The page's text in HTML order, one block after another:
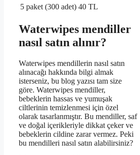
5 paket (300 adet) 40 TL
Waterwipes mendiller
nasıl satın alınır?
Waterwipes mendillerin nasıl satın
alınacağı hakkında bilgi almak
isterseniz, bu blog yazısı tam size
göre. Waterwipes mendiller,
bebeklerin hassas ve yumuşak
ciltlerinin temizlenmesi için özel
olarak tasarlanmıştır. Bu mendiller, saf
ve doğal içerikleriyle dikkat çeker ve
bebeklerin cildine zarar vermez. Peki
bu mendilleri nasıl satın alabilirsiniz?